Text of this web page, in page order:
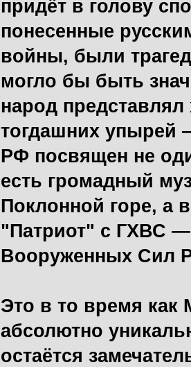
придёт в голову
понесенные
войны, были
могло бы быть
народ представлял
тогдашних упырей
РФ посвящен не
есть громадный
Поклонной горе, а
"Патриот" с ГХВС
Вооруженных Сил
Это в то время
абсолютно
остаётся